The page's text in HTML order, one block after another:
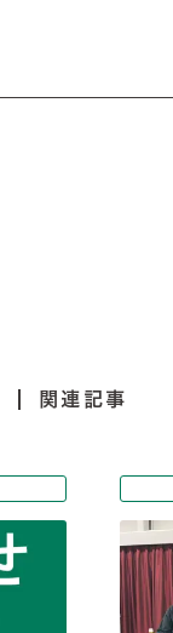
関連記事